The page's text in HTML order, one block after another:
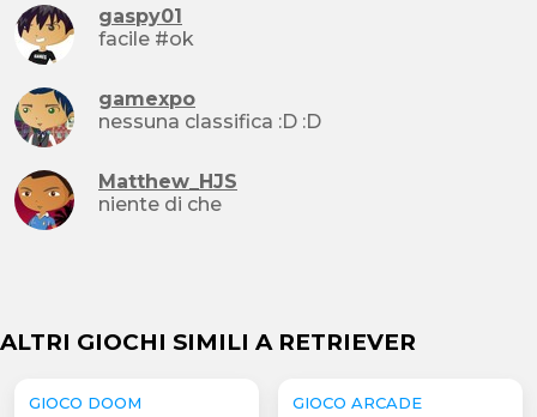
gaspy01
facile #ok
gamexpo
nessuna classifica :D :D
Matthew_HJS
niente di che
ALTRI GIOCHI SIMILI A RETRIEVER
GIOCO DOOM GIOCO ARCADE